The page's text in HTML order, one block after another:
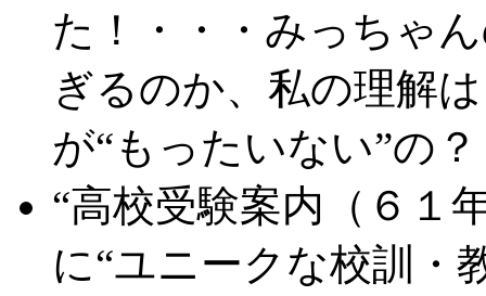
た！・・・みっちゃ
ぎるのか、私の理解
が“もったいない”の
“高校受験案内（６１
に“ユニークな校訓・